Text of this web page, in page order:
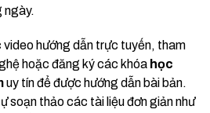
ngày.
hướng dẫn trực tuyến, tham
hoặc đăng ký các khóa học
uy tín để được hướng dẫn bài bản.
soạn thảo các tài liệu đơn giản như